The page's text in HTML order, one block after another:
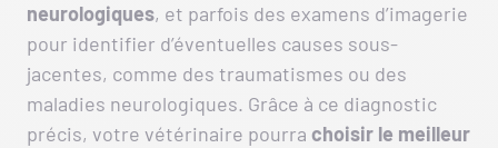
neurologiques, et parfois des examens d’imagerie
pour identifier d’éventuelles causes sous-
jacentes, comme des traumatismes ou des
maladies neurologiques. Grâce à ce diagnostic
précis, votre vétérinaire pourra choisir le meilleur